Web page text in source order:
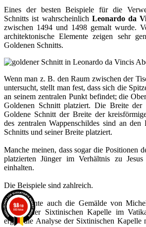
Eines der besten Beispiele für die
Schnitts ist wahrscheinlich Leonardo da
zwischen 1494 und 1498 gemalt wurde.
architektonische Elemente zeigen sehr
Goldenen Schnitts.
Wenn man z. B. den Raum zwischen der
untersucht, stellt man fest, dass sich die
an seinem zentralen Punkt befindet; die
Goldenen Schnitt platziert. Die Breite der
Goldene Schnitt der Breite der
des zentralen Wappenschildes sind an den
Schnitts und seiner Breite platziert.
Manche meinen, dass sogar die Positionen
platzierten Jünger im Verhältnis zu Jesus
einhalten.
Die Beispiele sind zahlreich.
Man könnte auch die Gemälde von
sich in der Sixtinischen Kapelle im
ergab die Analyse der Sixtinischen Kapelle
9.8/10
860 Noten